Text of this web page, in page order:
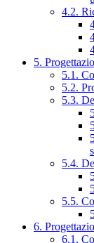
4.2.
5.
5.1.
5.2.
5.3.
5.4.
5.5.
6.
6.1.